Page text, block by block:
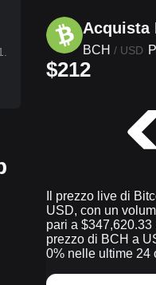
Acquista
BCH / USD
$212
Il prezzo live di
USD, con un
pari a $347,620.33
prezzo di BCH a
0% nelle ultime 24